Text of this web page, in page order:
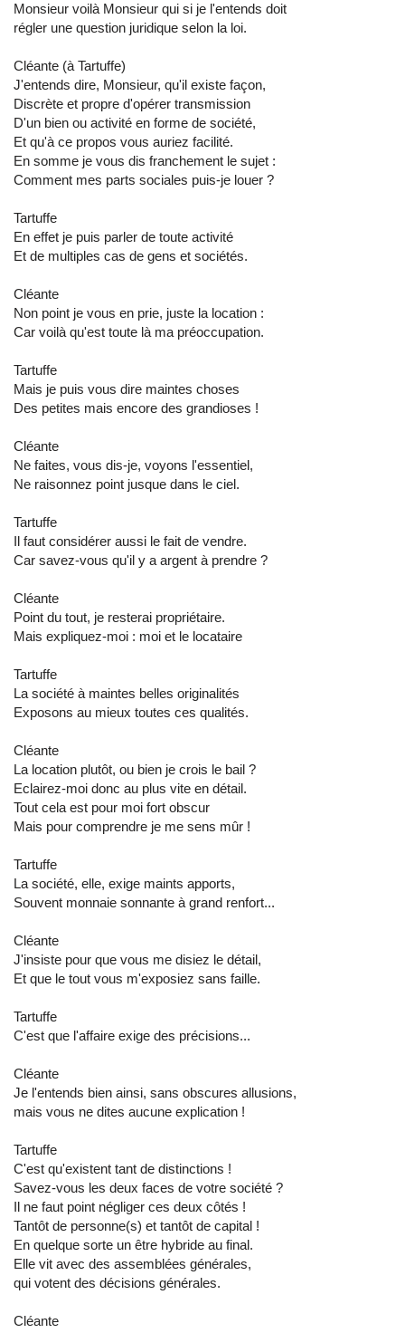
Monsieur voilà Monsieur qui si je l'entends doit
régler une question juridique selon la loi.
Cléante (à Tartuffe)
J'entends dire, Monsieur, qu'il existe façon,
Discrète et propre d'opérer transmission
D'un bien ou activité en forme de société,
Et qu'à ce propos vous auriez facilité.
En somme je vous dis franchement le sujet :
Comment mes parts sociales puis-je louer ?
Tartuffe
En effet je puis parler de toute activité
Et de multiples cas de gens et sociétés.
Cléante
Non point je vous en prie, juste la location :
Car voilà qu'est toute là ma préoccupation.
Tartuffe
Mais je puis vous dire maintes choses
Des petites mais encore des grandioses !
Cléante
Ne faites, vous dis-je, voyons l'essentiel,
Ne raisonnez point jusque dans le ciel.
Tartuffe
Il faut considérer aussi le fait de vendre.
Car savez-vous qu'il y a argent à prendre ?
Cléante
Point du tout, je resterai propriétaire.
Mais expliquez-moi : moi et le locataire
Tartuffe
La société à maintes belles originalités
Exposons au mieux toutes ces qualités.
Cléante
La location plutôt, ou bien je crois le bail ?
Eclairez-moi donc au plus vite en détail.
Tout cela est pour moi fort obscur
Mais pour comprendre je me sens mûr !
Tartuffe
La société, elle, exige maints apports,
Souvent monnaie sonnante à grand renfort...
Cléante
J'insiste pour que vous me disiez le détail,
Et que le tout vous m'exposiez sans faille.
Tartuffe
C'est que l'affaire exige des précisions...
Cléante
Je l'entends bien ainsi, sans obscures allusions,
mais vous ne dites aucune explication !
Tartuffe
C'est qu'existent tant de distinctions !
Savez-vous les deux faces de votre société ?
Il ne faut point négliger ces deux côtés !
Tantôt de personne(s) et tantôt de capital !
En quelque sorte un être hybride au final.
Elle vit avec des assemblées générales,
qui votent des décisions générales.
Cléante